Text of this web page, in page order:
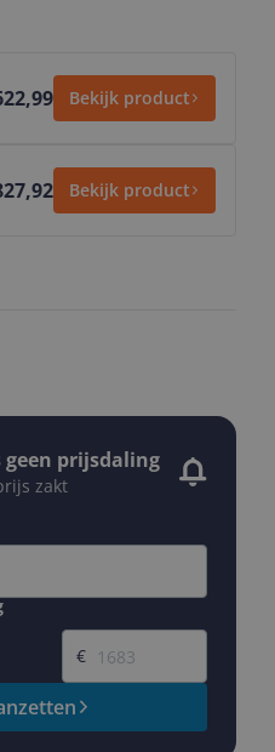
Bekijk product
Bekijk product
prijsdaling
zakt
Gewenste prijs
€